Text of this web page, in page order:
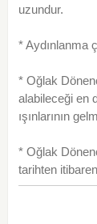
uzundur.
* Aydınlanma
* Oğlak
alabileceği en
ışınlarının
* Oğlak
tarihten